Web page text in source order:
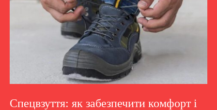
Спецвзуття: як забезпечити комфорт і